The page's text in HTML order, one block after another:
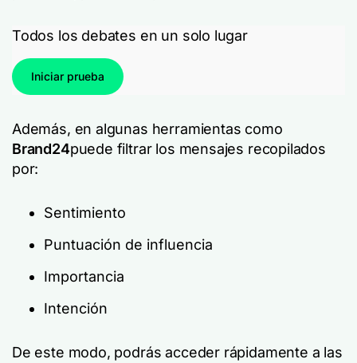
Todos los debates en un solo lugar
Iniciar prueba
Además, en algunas herramientas como
Brand24puede filtrar los mensajes recopilados
por:
Sentimiento
Puntuación de influencia
Importancia
Intención
De este modo, podrás acceder rápidamente a las